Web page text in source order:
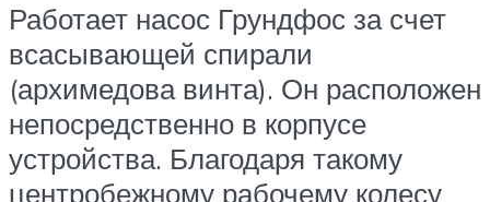
Работает насос Грундфос за счет
всасывающей спирали
(архимедова винта). Он расположен
непосредственно в корпусе
устройства. Благодаря такому
центробежному рабочему колесу